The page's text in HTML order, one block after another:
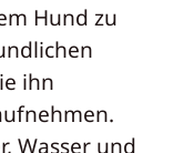
Hund zu
ihn
Wasser und